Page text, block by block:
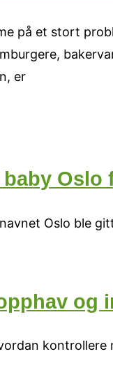
på et stort
er
Oslo
Oslo ble
og